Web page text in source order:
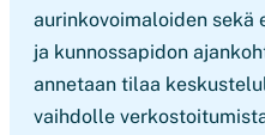
aurinkovoimaloiden sekä
ja kunnossapidon
annetaan tilaa
vaihdolle